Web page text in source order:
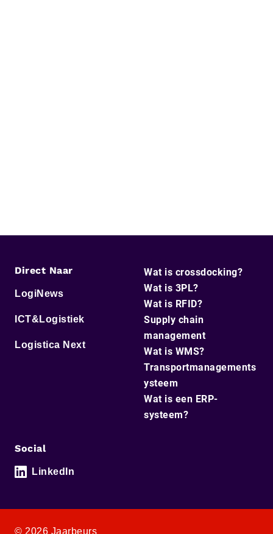
Direct Naar
LogiNews
ICT&Logistiek
Logistica Next
Wat is crossdocking?
Wat is 3PL?
Wat is RFID?
Supply chain
management
Wat is WMS?
Transportmanagements
ysteem
Wat is een ERP-
systeem?
Social
LinkedIn
© 2026 Jaarbeurs